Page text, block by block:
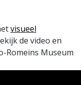
visueel
de video en
Romeins Museum